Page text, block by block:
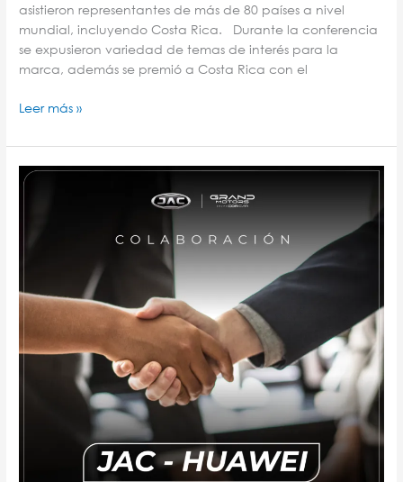
asistieron representantes de más de 80 países a nivel
mundial, incluyendo Costa Rica. Durante la conferencia
se expusieron variedad de temas de interés para la
marca, además se premió a Costa Rica con el
Leer más »
JAC
para
desarrollar
eléctricos
inteligentes